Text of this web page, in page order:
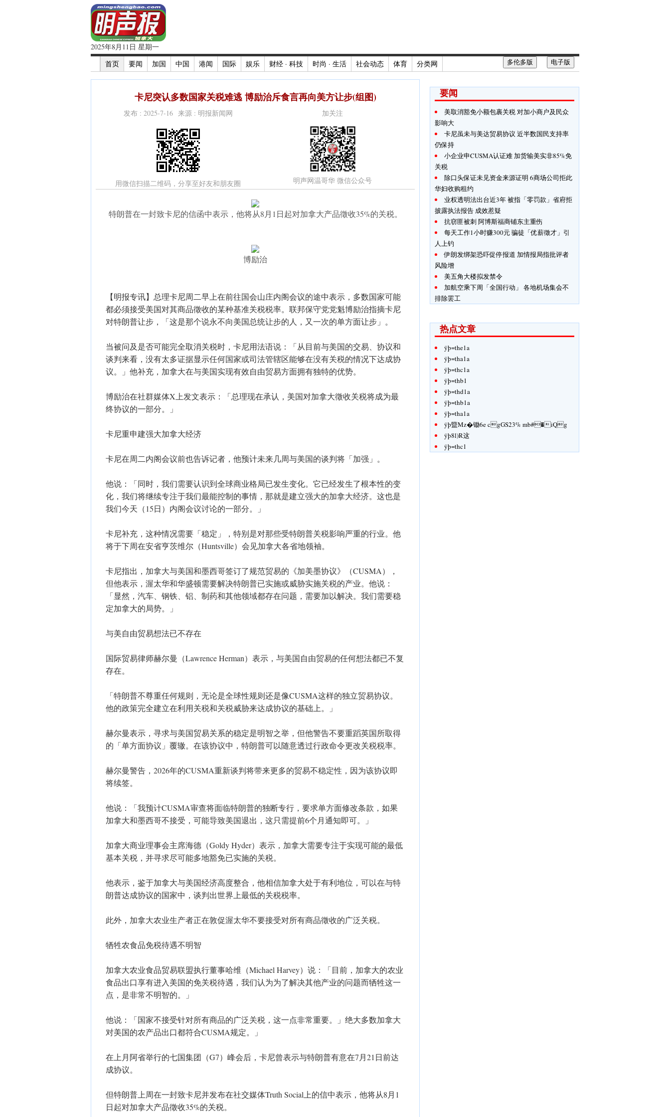
2025年8月11日 星期一
首页
要闻 加国 中国 港闻 国际 娱乐 财经 · 科技 时尚 · 生活 社会动态 体育 分类网 电子版
多伦多版
卡尼突认多数国家关税难逃 博励治斥食言再向美方让步(组图)
发布 : 2025-7-16 来源 : 明报新闻网
用微信扫描二维码，分享至好友和朋友圈
加关注
明声网温哥华 微信公众号
特朗普在一封致卡尼的信函中表示，他将从8月1日起对加拿大产品徵收35%的关税。
博励治
【明报专讯】总理卡尼周二早上在前往国会山庄内阁会议的途中表示，多数国家可能
都必须接受美国对其商品徵收的某种基准关税税率。联邦保守党党魁博励治指摘卡尼
对特朗普让步，「这是那个说永不向美国总统让步的人，又一次的单方面让步」。
当被问及是否可能完全取消关税时，卡尼用法语说：「从目前与美国的交易、协议和
谈判来看，没有太多证据显示任何国家或司法管辖区能够在没有关税的情况下达成协
议。」他补充，加拿大在与美国实现有效自由贸易方面拥有独特的优势。
博励治在社群媒体X上发文表示：「总理现在承认，美国对加拿大徵收关税将成为最
终协议的一部分。」
卡尼重申建强大加拿大经济
卡尼在周二内阁会议前也告诉记者，他预计未来几周与美国的谈判将「加强」。
他说：「同时，我们需要认识到全球商业格局已发生变化。它已经发生了根本性的变
化，我们将继续专注于我们最能控制的事情，那就是建立强大的加拿大经济。这也是
我们今天（15日）内阁会议讨论的一部分。」
卡尼补充，这种情况需要「稳定」，特别是对那些受特朗普关税影响严重的行业。他
将于下周在安省亨茨维尔（Huntsville）会见加拿大各省地领袖。
卡尼指出，加拿大与美国和墨西哥签订了规范贸易的《加美墨协议》（CUSMA），
但他表示，渥太华和华盛顿需要解决特朗普已实施或威胁实施关税的产业。他说：
「显然，汽车、钢铁、铝、制药和其他领域都存在问题，需要加以解决。我们需要稳
定加拿大的局势。」
与美自由贸易想法已不存在
国际贸易律师赫尔曼（Lawrence Herman）表示，与美国自由贸易的任何想法都已不复
存在。
「特朗普不尊重任何规则，无论是全球性规则还是像CUSMA这样的独立贸易协议。
他的政策完全建立在利用关税和关税威胁来达成协议的基础上。」
赫尔曼表示，寻求与美国贸易关系的稳定是明智之举，但他警告不要重蹈英国所取得
的「单方面协议」覆辙。在该协议中，特朗普可以随意透过行政命令更改关税税率。
赫尔曼警告，2026年的CUSMA重新谈判将带来更多的贸易不稳定性，因为该协议即
将续签。
他说：「我预计CUSMA审查将面临特朗普的独断专行，要求单方面修改条款，如果
加拿大和墨西哥不接受，可能导致美国退出，这只需提前6个月通知即可。」
加拿大商业理事会主席海德（Goldy Hyder）表示，加拿大需要专注于实现可能的最低
基本关税，并寻求尽可能多地豁免已实施的关税。
他表示，鉴于加拿大与美国经济高度整合，他相信加拿大处于有利地位，可以在与特
朗普达成协议的国家中，谈判出世界上最低的关税税率。
此外，加拿大农业生产者正在敦促渥太华不要接受对所有商品徵收的广泛关税。
牺牲农食品免税待遇不明智
加拿大农业食品贸易联盟执行董事哈维（Michael Harvey）说：「目前，加拿大的农业
食品出口享有进入美国的免关税待遇，我们认为为了解决其他产业的问题而牺牲这一
点，是非常不明智的。」
他说：「国家不接受针对所有商品的广泛关税，这一点非常重要。」绝大多数加拿大
对美国的农产品出口都符合CUSMA规定。」
在上月阿省举行的七国集团（G7）峰会后，卡尼曾表示与特朗普有意在7月21日前达
成协议。
但特朗普上周在一封致卡尼并发布在社交媒体Truth Social上的信中表示，他将从8月1
日起对加拿大产品徵收35%的关税。
要闻
美取消豁免小额包裹关税 对加小商户及民众
影响大
卡尼虽未与美达贸易协议 近半数国民支持率
仍保持
小企业申CUSMA认证难 加货输美实非85%免
关税
除口头保证未见资金来源证明 6商场公司拒此
华妇收购租约
业权透明法出台近3年 被指「零罚款」省府拒
披露执法报告 成效惹疑
抗窃匪被刺 阿博斯福商铺东主重伤
每天工作1小时赚300元 骗徒「优薪徵才」引
人上钓
伊朗发绑架恐吓促停报道 加情报局指批评者
风险增
美五角大楼拟发禁令
加航空乘下周「全国行动」 各地机场集会不
排除罢工
热点文章
ÿþ=the1a
ÿþ=tha1a
ÿþ=thc1a
ÿþ=thb1
ÿþ=thd1a
ÿþ=thb1a
ÿþ=tha1a
ÿþ盬Mz�锄6e cgGS23% mb#�iQg
ÿþ8l)R这
ÿþ=thc1